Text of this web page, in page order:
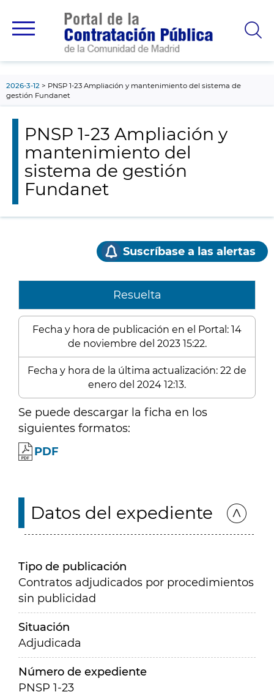
principal
2026-3-12
PNSP 1-23 Ampliación y mantenimiento del sistema de
gestión Fundanet
PNSP 1-23 Ampliación y
mantenimiento del
sistema de gestión
Fundanet
Suscríbase a las alertas
Resuelta
Fecha y hora de publicación en el Portal: 14
de noviembre del 2023 15:22.
Fecha y hora de la última actualización: 22 de
enero del 2024 12:13.
Se puede descargar la ficha en los
siguientes formatos:
PDF
Datos del expediente
Tipo de publicación
Contratos adjudicados por procedimientos
sin publicidad
Situación
Adjudicada
Número de expediente
PNSP 1-23